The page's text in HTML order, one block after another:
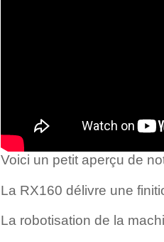
Voici un petit aperçu de
La RX160 délivre une
La robotisation de la